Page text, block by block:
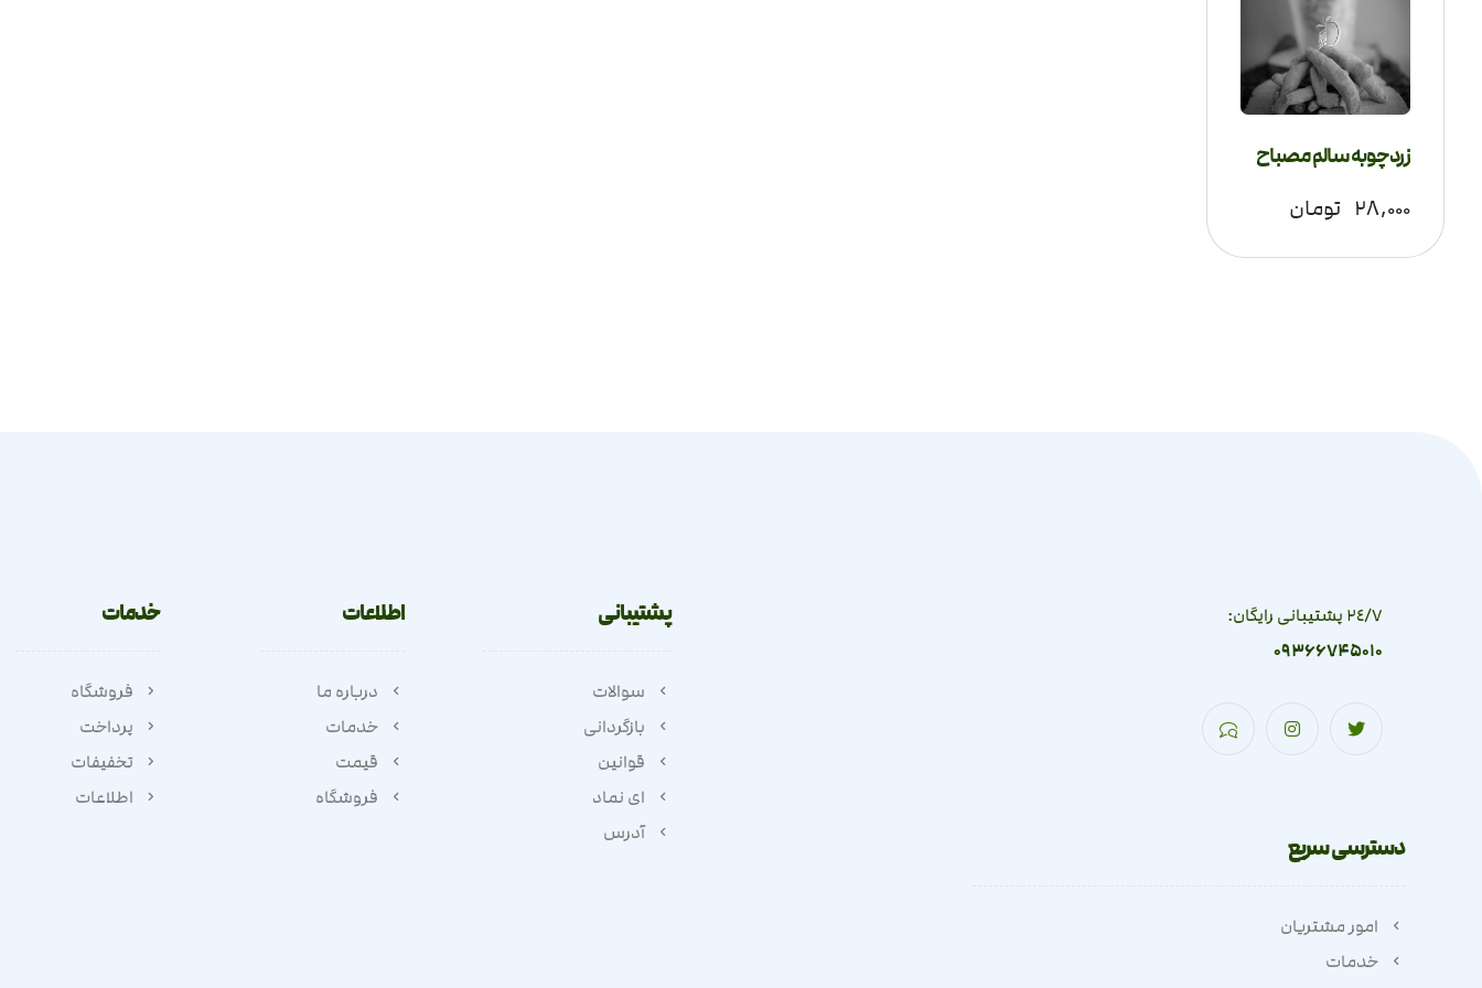
زردچوبه سالم مصباح
۲۸,۰۰۰ تومان
٢٤/٧ پشتیبانی رایگان:
09366745010
دسترسی سریع
امور مشتریان
خدمات
پشتیبانی
سوالات
بازگردانی
قوانین
ای نماد
آدرس
اطلاعات
درباره ما
خدمات
قیمت
فروشگاه
خدمات
فروشگاه
پرداخت
تخفیفات
اطلاعات